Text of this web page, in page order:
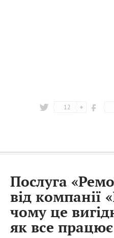
12
Послуга
від компанії
чому це
як все працює